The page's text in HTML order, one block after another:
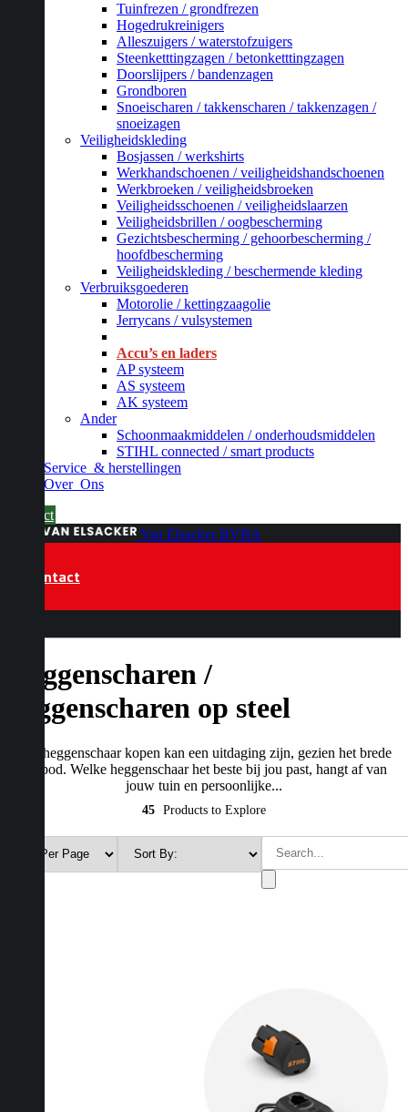
Tuinfrezen / grondfrezen
Hogedrukreinigers
Alleszuigers / waterstofzuigers
Steenketttingzagen / betonketttingzagen
Doorslijpers / bandenzagen
Grondboren
Snoeischaren / takkenscharen / takkenzagen /
snoeizagen
Veiligheidskleding
Bosjassen / werkshirts
Werkhandschoenen / veiligheidshandschoenen
Werkbroeken / veiligheidsbroeken
Veiligheidsschoenen / veiligheidslaarzen
Veiligheidsbrillen / oogbescherming
Gezichtsbescherming / gehoorbescherming /
hoofdbescherming
Veiligheidskleding / beschermende kleding
Verbruiksgoederen
Motorolie / kettingzaagolie
Jerrycans / vulsystemen
Accu’s en laders
AP systeem
AS systeem
AK systeem
Ander
Schoonmaakmiddelen / onderhoudsmiddelen
STIHL connected / smart products
Service & herstellingen
Over Ons
Contact
Van Elsacker BVBA
Contact
Heggenscharen /
heggenscharen op steel
Een heggenschaar kopen kan een uitdaging zijn, gezien het brede
aanbod. Welke heggenschaar het beste bij jou past, hangt af van
jouw tuin en persoonlijke...
45 Products to Explore